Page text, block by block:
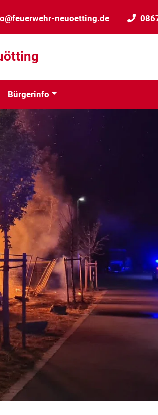
neuoetting.de
Bürgerinfo